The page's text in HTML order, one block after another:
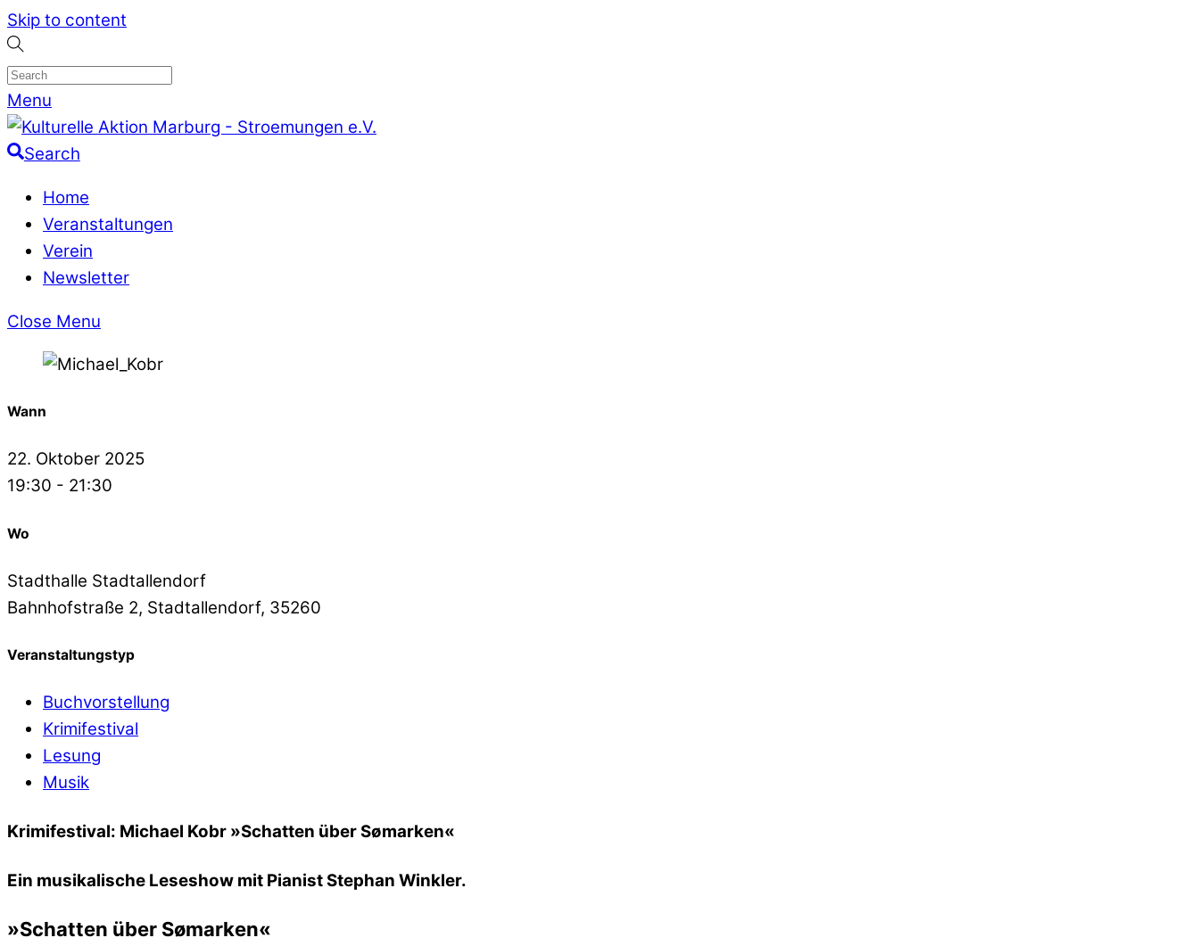
Skip to content
Menu
Search
Home
Veranstaltungen
Verein
Newsletter
Close Menu
Wann
22. Oktober 2025
19:30 - 21:30
Wo
Stadthalle Stadtallendorf
Bahnhofstraße 2, Stadtallendorf, 35260
Veranstaltungstyp
Buchvorstellung
Krimifestival
Lesung
Musik
Krimifestival: Michael Kobr »Schatten über Sømarken«
Ein musikalische Leseshow mit Pianist Stephan Winkler.
»Schatten über Sømarken«